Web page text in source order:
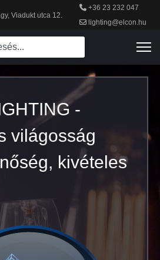
Viadukt utca 12.
+36 23 232 047
lighting@elcon.hu
-
világosság
kivételes